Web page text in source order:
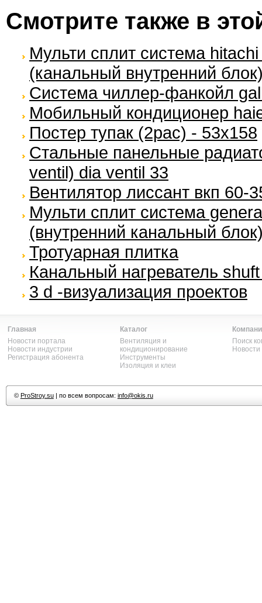
Смотрите также в
Мульти сплит система
(канальный внутренний
Система чиллер-фанкойл
Мобильный кондиционер
Постер тупак (2pac) - 53x158
Стальные панельные
ventil) dia ventil 33
Вентилятор лиссант вкп 60-
Мульти сплит система
(внутренний канальный
Тротуарная плитка
Канальный нагреватель
3 d -визуализация проектов
Главная
Новости портала
Новости индустрии
Регистрация абонента
Каталог
Вентиляция и
кондиционирование
Инструменты
Изоляция и клеи
Поиск
© ProStroy.su| по всем вопросам: info@okis.ru